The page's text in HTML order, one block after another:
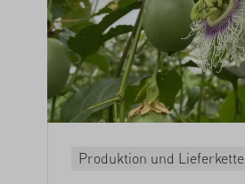
Produktion und Lieferkette